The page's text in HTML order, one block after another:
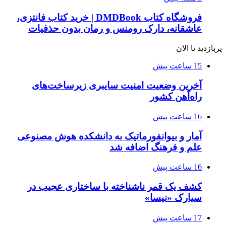
فروشگاه کتاب DMDBook | خرید کتاب فانتزی،
عاشقانه، دارک رومنس و رمان بدون حذفیات
پربازدید تا الان
15 ساعت پیش
آخرین وضعیت امنیت سایبری زیرساخت‌های
راه‌آهن کشور
16 ساعت پیش
آمار و بیوانفورماتیک به دانشکده هوش مصنوعی
علم و فرهنگ اضافه شد
16 ساعت پیش
کشف یک قمر ناشناخته با ساختاری عجیب در
سیارک «نیسا»
17 ساعت پیش